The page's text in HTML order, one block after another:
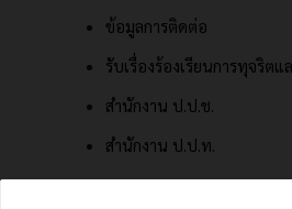
ข้อมูลการติดต่อ
รับเรื่องร้องเรียนการทุจริต
สำนักงาน ป.ป.ช.
สำนักงาน ป.ป.ท.